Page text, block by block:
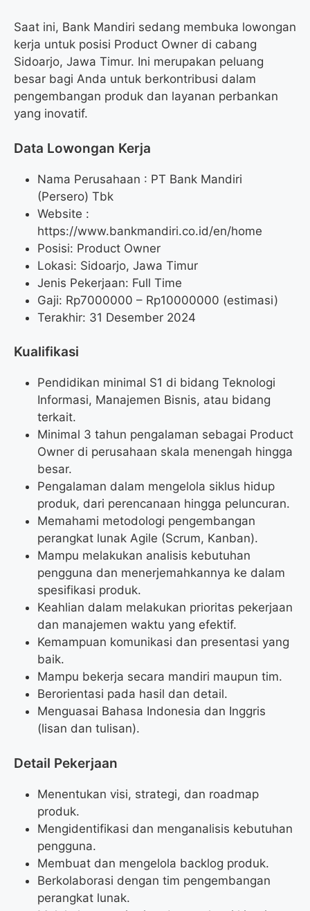
Saat ini, Bank Mandiri sedang membuka lowongan
kerja untuk posisi Product Owner di cabang
Sidoarjo, Jawa Timur. Ini merupakan peluang
besar bagi Anda untuk berkontribusi dalam
pengembangan produk dan layanan perbankan
yang inovatif.
Data Lowongan Kerja
Nama Perusahaan : PT Bank Mandiri
(Persero) Tbk
Website :
https://www.bankmandiri.co.id/en/home
Posisi: Product Owner
Lokasi: Sidoarjo, Jawa Timur
Jenis Pekerjaan: Full Time
Gaji: Rp7000000 – Rp10000000 (estimasi)
Terakhir: 31 Desember 2024
Kualifikasi
Pendidikan minimal S1 di bidang Teknologi
Informasi, Manajemen Bisnis, atau bidang
terkait.
Minimal 3 tahun pengalaman sebagai Product
Owner di perusahaan skala menengah hingga
besar.
Pengalaman dalam mengelola siklus hidup
produk, dari perencanaan hingga peluncuran.
Memahami metodologi pengembangan
perangkat lunak Agile (Scrum, Kanban).
Mampu melakukan analisis kebutuhan
pengguna dan menerjemahkannya ke dalam
spesifikasi produk.
Keahlian dalam melakukan prioritas pekerjaan
dan manajemen waktu yang efektif.
Kemampuan komunikasi dan presentasi yang
baik.
Mampu bekerja secara mandiri maupun tim.
Berorientasi pada hasil dan detail.
Menguasai Bahasa Indonesia dan Inggris
(lisan dan tulisan).
Detail Pekerjaan
Menentukan visi, strategi, dan roadmap
produk.
Mengidentifikasi dan menganalisis kebutuhan
pengguna.
Membuat dan mengelola backlog produk.
Berkolaborasi dengan tim pengembangan
perangkat lunak.